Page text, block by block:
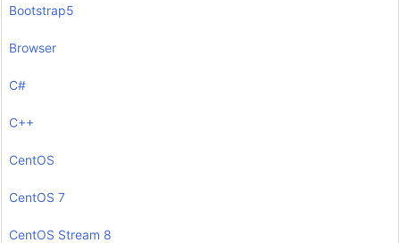
Bootstrap5
Browser
C#
C++
CentOS
CentOS 7
CentOS Stream 8